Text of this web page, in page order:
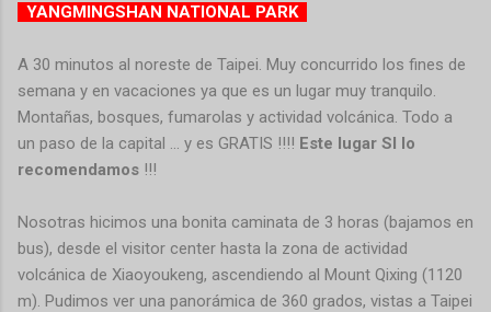
YANGMINGSHAN NATIONAL PARK
A 30 minutos al noreste de Taipei. Muy concurrido los fines de
semana y en vacaciones ya que es un lugar muy tranquilo.
Montañas, bosques, fumarolas y actividad volcánica. Todo a
un paso de la capital ... y es GRATIS !!!! Este lugar SI lo
recomendamos !!!
Nosotras hicimos una bonita caminata de 3 horas (bajamos en
bus), desde el visitor center hasta la zona de actividad
volcánica de Xiaoyoukeng, ascendiendo al Mount Qixing (1120
m). Pudimos ver una panorámica de 360 grados, vistas a Taipei